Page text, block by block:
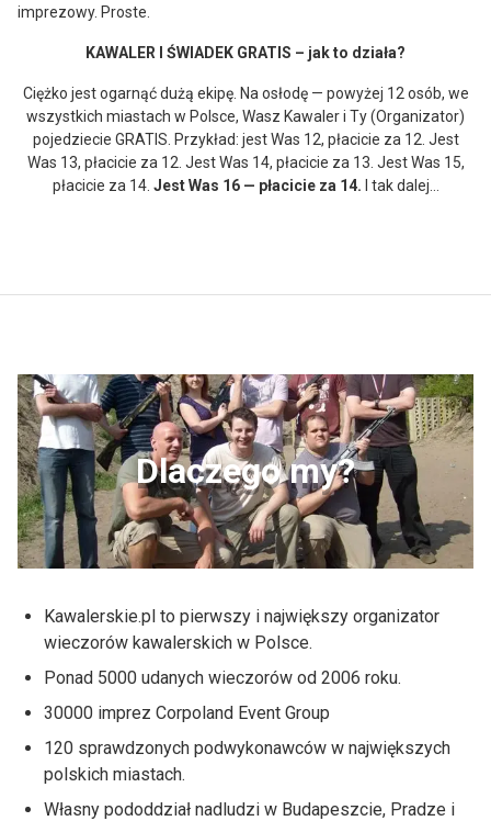
imprezowy. Proste.
KAWALER I ŚWIADEK GRATIS – jak to działa?
Ciężko jest ogarnąć dużą ekipę. Na osłodę — powyżej 12 osób, we
wszystkich miastach w Polsce, Wasz Kawaler i Ty (Organizator)
pojedziecie GRATIS. Przykład: jest Was 12, płacicie za 12. Jest
Was 13, płacicie za 12. Jest Was 14, płacicie za 13. Jest Was 15,
płacicie za 14. Jest Was 16 — płacicie za 14. I tak dalej…
Dlaczego my?
Kawalerskie.pl to pierwszy i największy organizator
wieczorów kawalerskich w Polsce.
Ponad 5000 udanych wieczorów od 2006 roku.
30000 imprez Corpoland Event Group
120 sprawdzonych podwykonawców w największych
polskich miastach.
Własny pododdział nadludzi w Budapeszcie, Pradze i